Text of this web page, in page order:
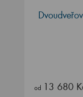
od 13 680